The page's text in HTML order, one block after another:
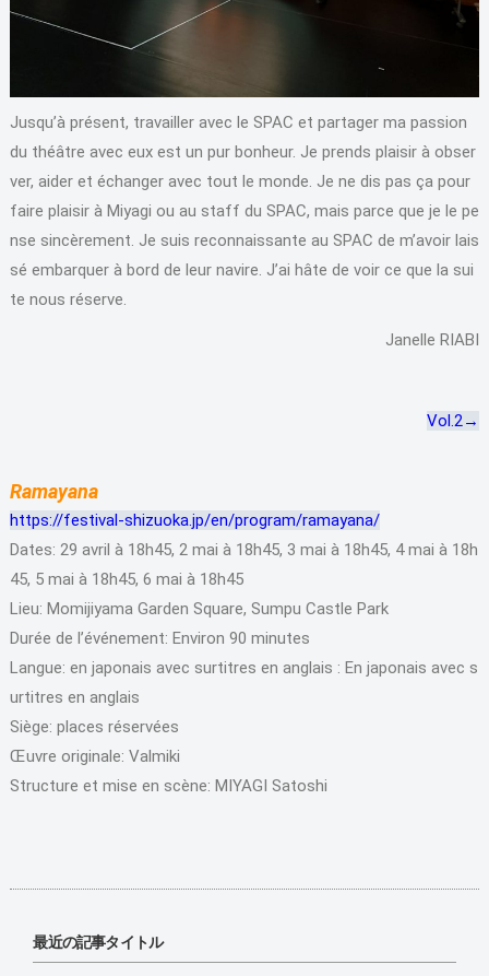
Jusqu’à présent, travailler avec le SPAC et partager ma passion
du théâtre avec eux est un pur bonheur. Je prends plaisir à obser
ver, aider et échanger avec tout le monde. Je ne dis pas ça pour
faire plaisir à Miyagi ou au staff du SPAC, mais parce que je le pe
nse sincèrement. Je suis reconnaissante au SPAC de m’avoir lais
sé embarquer à bord de leur navire. J’ai hâte de voir ce que la sui
te nous réserve.
Janelle RIABI
Vol.2→
Ramayana
https://festival-shizuoka.jp/en/program/ramayana/
Dates: 29 avril à 18h45, 2 mai à 18h45, 3 mai à 18h45, 4 mai à 18h
45, 5 mai à 18h45, 6 mai à 18h45
Lieu: Momijiyama Garden Square, Sumpu Castle Park
Durée de l’événement: Environ 90 minutes
Langue: en japonais avec surtitres en anglais : En japonais avec s
urtitres en anglais
Siège: places réservées
Œuvre originale: Valmiki
Structure et mise en scène: MIYAGI Satoshi
最近の記事タイトル